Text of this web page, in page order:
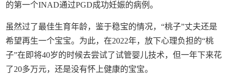
的第一个INAD通过PGD成功妊娠的病例。
虽然过了最佳生育年龄，鉴于稳宝的情况，“桃子”丈夫还是
希望再生一个宝宝。为此，在2022年，放下心理负担的“桃
子”在即将40岁的时候去尝试了试管婴儿技术，但一年下来花
了20多万元，还是没有怀上健康的宝宝。